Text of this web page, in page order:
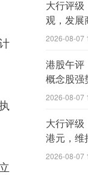
大行评级
观，发展
2026-08-07
港股午评
概念股强
2026-08-07
大行评级
港元，维
2026-08-07